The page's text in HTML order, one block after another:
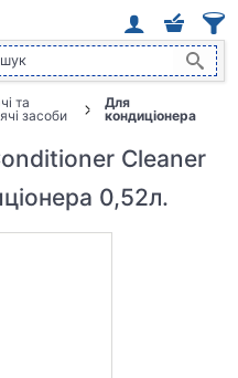
та
засоби
Для
кондиціонера
Cleaner
0,52л.